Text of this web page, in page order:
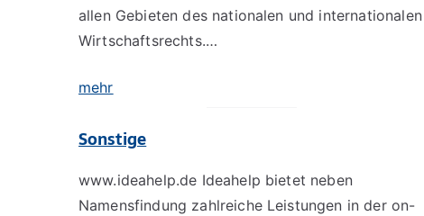
allen Gebieten des nationalen und internationalen
Wirtschaftsrechts.…
mehr
Sonstige
www.ideahelp.de Ideahelp bietet neben
Namensfindung zahlreiche Leistungen in der on-